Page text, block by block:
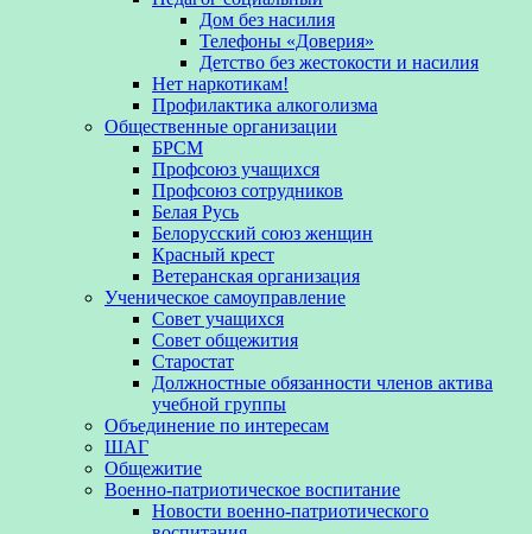
Дом без насилия
Телефоны «Доверия»
Детство без жестокости и насилия
Нет наркотикам!
Профилактика алкоголизма
Общественные организации
БРСМ
Профсоюз учащихся
Профсоюз сотрудников
Белая Русь
Белорусский союз женщин
Красный крест
Ветеранская организация
Ученическое самоуправление
Совет учащихся
Совет общежития
Старостат
Должностные обязанности членов актива
учебной группы
Объединение по интересам
ШАГ
Общежитие
Военно-патриотическое воспитание
Новости военно-патриотического